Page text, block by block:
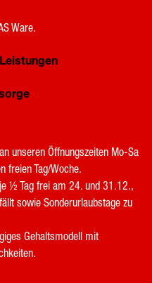
Ware.
unseren Öffnungszeiten Mo-Sa
freien Tag/Woche.
½ Tag frei am 24. und 31.12.,
sowie Sonderurlaubstage zu
Gehaltsmodell mit